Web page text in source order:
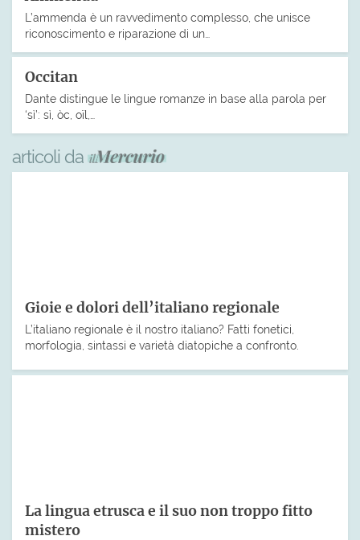
L’ammenda è un ravvedimento complesso, che unisce
riconoscimento e riparazione di un…
Occitan
Dante distingue le lingue romanze in base alla parola per
‘sì’: sì, òc, oïl,…
articoli da
Gioie e dolori dell’italiano regionale
L’italiano regionale è il nostro italiano? Fatti fonetici,
morfologia, sintassi e varietà diatopiche a confronto.
La lingua etrusca e il suo non troppo fitto
mistero